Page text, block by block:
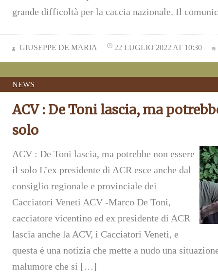
grande difficoltà per la caccia nazionale. Il
GIUSEPPE DE MARIA 22 LUGLIO 2022 AT 10:30
NEWS
ACV : De Toni lascia, ma
solo
ACV : De Toni lascia, ma potrebbe non essere
il solo L’ex presidente di ACR esce anche dal
consiglio regionale e provinciale dei
Cacciatori Veneti ACV -Marco De Toni,
cacciatore vicentino ed ex presidente di ACR
lascia anche la ACV, i Cacciatori Veneti, e
questa è una notizia che mette a nudo una
malumore che si […]